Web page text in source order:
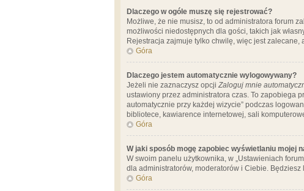
Dlaczego w ogóle muszę się rejestrować?
Możliwe, że nie musisz, to od administratora forum
możliwości niedostępnych dla gości, takich jak
Rejestracja zajmuje tylko chwilę, więc jest zalecane,
Góra
Dlaczego jestem automatycznie wylogowywany?
Jeżeli nie zaznaczysz opcji Zaloguj mnie
ustawiony przez administratora czas. To zapobiega
automatycznie przy każdej wizycie” podczas
bibliotece, kawiarence internetowej, sali
Góra
W jaki sposób mogę zapobiec wyświetlaniu mojej
W swoim panelu użytkownika, w „Ustawieniach
dla administratorów, moderatorów i Ciebie.
Góra